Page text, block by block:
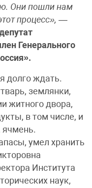
Они пошли нам
процесс», —
Генерального
долго ждать.
землянки,
житного двора,
в том числе, и
ячмень.
умел хранить
Института
наук,